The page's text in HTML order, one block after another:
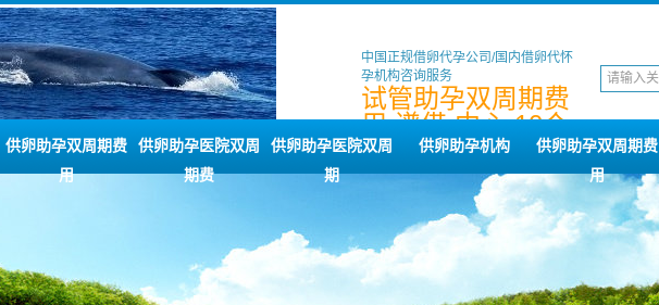
中国正规借卵代孕公司/国内借卵代怀
孕机构咨询服务
试管助孕双周期费
用,谱借,中心,10个
月,借卵,捐卵
供卵助孕双周期费
用
供卵助孕医院双周
期费
供卵助孕医院双周
期
供卵助孕机构
供卵助孕双周期费
用